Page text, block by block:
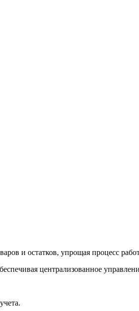
и остатков, упрощая процесс
централизованное